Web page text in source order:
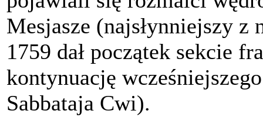
Mesjasze (najsłynniejszy z
1759 dał początek sekcie
kontynuację
Sabbataja Cwi).